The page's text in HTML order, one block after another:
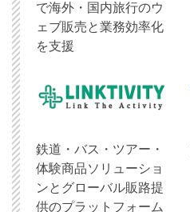
で海外・国内旅行のウ
ェブ販売と業務効率化
を支援
鉄道・バス・ツアー・
体験商品ソリューショ
ンとグローバル販路提
供のプラットフォーム